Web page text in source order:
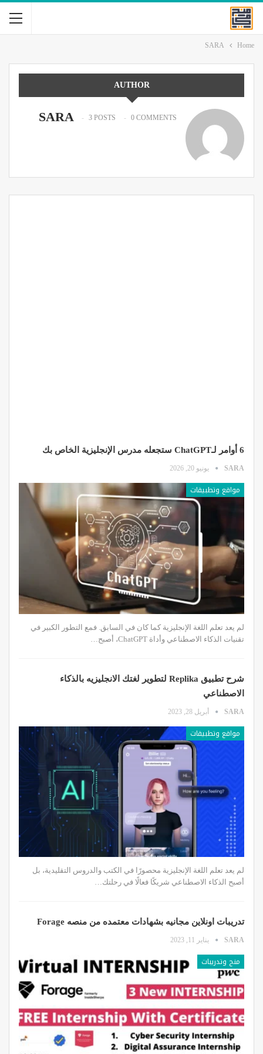
Home
SARA
AUTHOR
SARA 3 POSTS 0 COMMENTS
6 أوامر لـChatGPT ستجعله مدرس الإنجليزية الخاص بك
SARA يونيو 20, 2026
مواقع وتطبيقات
لم يعد تعلم اللغة الإنجليزية كما كان في السابق. فمع التطور الكبير في
تقنيات الذكاء الاصطناعي وأداة ChatGPT، أصبح…
شرح تطبيق Replika لتطوير لغتك الانجليزيه بالذكاء
الاصطناعي
SARA أبريل 28, 2023
مواقع وتطبيقات
لم يعد تعلم اللغة الإنجليزية محصورًا في الكتب والدروس التقليدية، بل
أصبح الذكاء الاصطناعي شريكًا فعالًا في رحلتك…
تدريبات اونلاين مجانيه بشهادات معتمده من منصه Forage
SARA يناير 11, 2023
منح وتدريبات